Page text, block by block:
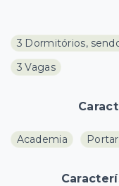
3 Dormitórios,
3 Vagas
Academia